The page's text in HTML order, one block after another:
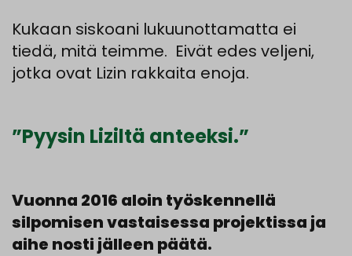
Kukaan siskoani lukuunottamatta ei
tiedä, mitä teimme. Eivät edes veljeni,
jotka ovat Lizin rakkaita enoja.
”Pyysin Liziltä anteeksi.”
Vuonna 2016 aloin työskennellä
silpomisen vastaisessa projektissa ja
aihe nosti jälleen päätä.